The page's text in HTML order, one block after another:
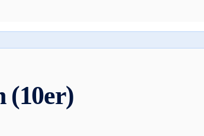
(10er)